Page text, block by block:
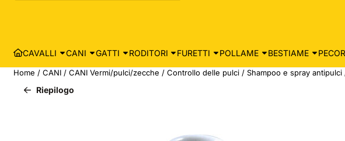
CAVALLI CANI GATTI RODITORI FURETTI POLLAME BESTIAME
Home / CANI / CANI Vermi/pulci/zecche / Controllo delle pulci / Shampoo e spray antipulci
Riepilogo